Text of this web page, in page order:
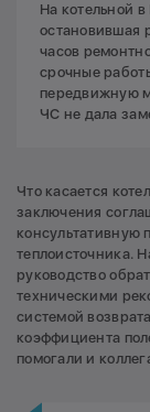
На котельной
остановившая
часов
срочные
передвижную
ЧС не дала
Что касается
заключения
консультативную
теплоисточника.
руководство
техническими
системой
коэффициента
помогали и